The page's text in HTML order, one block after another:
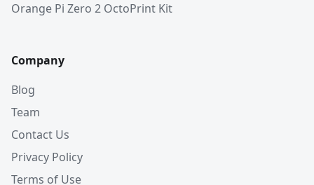
Orange Pi Zero 2 OctoPrint Kit
Company
Blog
Team
Contact Us
Privacy Policy
Terms of Use